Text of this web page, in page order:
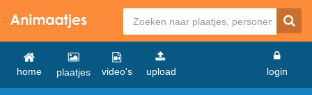
home plaatjes video's upload login